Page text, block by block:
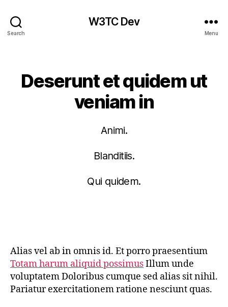
Search
W3TC Dev
Menu
Deserunt et quidem ut
veniam in
Animi.
Blanditiis.
Qui quidem.
Alias vel ab in omnis id. Et porro praesentium
Totam harum aliquid possimusIllum unde
voluptatem Doloribus cumque sed alias sit nihil.
Pariatur exercitationem ratione nesciunt quas.